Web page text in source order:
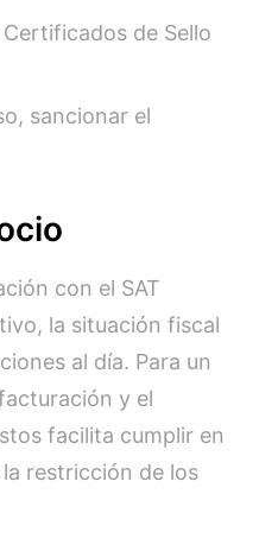
de Sello
sancionar el
con el SAT
la situación fiscal
al día. Para un
y el
facilita cumplir en
restricción de los